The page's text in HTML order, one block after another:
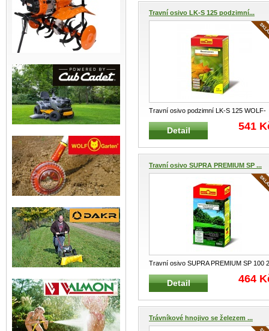
Travní osivo LK-S 125 podzimní...
Travní osivo podzimní LK-S 125 WOLF-
GARTEN 2 kg na 125 m² Spe ...
Detail 541
Travní osivo SUPRA PREMIUM SP ...
Travní osivo SUPRA PREMIUM SP 100 2
kg na 100 m² Tradiční a vel
Detail 464
Trávníkové hnojivo se železem ...